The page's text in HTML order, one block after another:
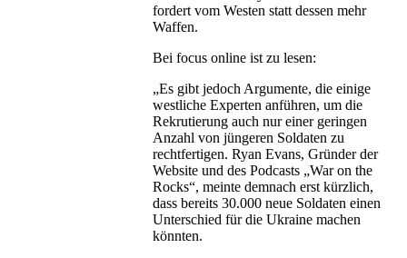
fordert vom Westen statt dessen mehr
Waffen.
Bei focus online ist zu lesen:
„Es gibt jedoch Argumente, die einige
westliche Experten anführen, um die
Rekrutierung auch nur einer geringen
Anzahl von jüngeren Soldaten zu
rechtfertigen. Ryan Evans, Gründer der
Website und des Podcasts „War on the
Rocks“, meinte demnach erst kürzlich,
dass bereits 30.000 neue Soldaten einen
Unterschied für die Ukraine machen
könnten.